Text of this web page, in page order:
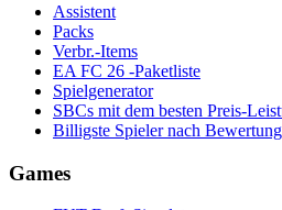
Assistent
Packs
Verbr.-Items
EA FC 26 -Paketliste
Spielgenerator
SBCs mit dem besten Preis-
Billigste Spieler nach Bewertung
Games